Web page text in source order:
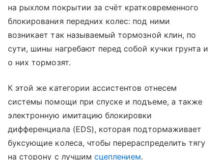
на рыхлом покрытии за счёт кратковременного
блокирования передних колес: под ними
возникает так называемый тормозной клин, по
сути, шины нагребают перед собой кучки грунта и
о них тормозят.
К этой же категории ассистентов отнесем
системы помощи при спуске и подъеме, а также
электронную имитацию блокировки
дифференциала (EDS), которая подтормаживает
буксующие колеса, чтобы перераспределить тягу
на сторону с лучшим сцеплением.